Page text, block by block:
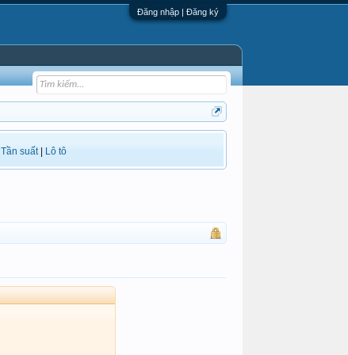
Đăng nhập | Đăng ký
Tần suất| Lô tô